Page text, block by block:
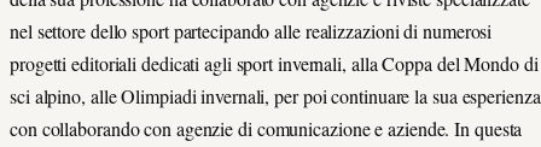
nel settore dello sport partecipando alle realizzazioni di numerosi
progetti editoriali dedicati agli sport invernali, alla Coppa del Mondo di
sci alpino, alle Olimpiadi invernali, per poi continuare la sua esperienza
con collaborando con agenzie di comunicazione e aziende. In questa